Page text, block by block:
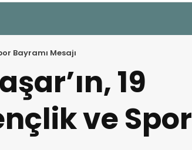
Bayramı Mesajı
19
ve Spor